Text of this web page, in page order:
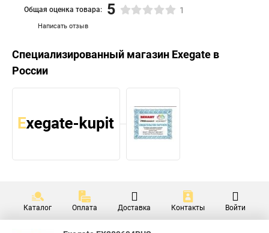
Написать отзыв
Общая оценка товара: 5 1
Специализированный магазин Exegate в
России
Каталог Оплата Доставка Контакты Войти